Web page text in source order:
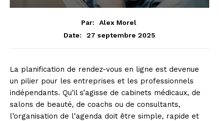
Par:
Alex Morel
Date:
27 septembre 2025
La planification de rendez-vous en ligne est devenue
un pilier pour les entreprises et les professionnels
indépendants. Qu’il s’agisse de cabinets médicaux, de
salons de beauté, de coachs ou de consultants,
l’organisation de l’agenda doit être simple, rapide et